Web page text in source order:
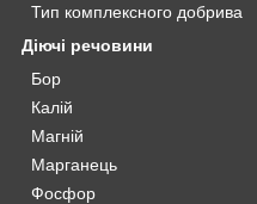
Тип комплексного добрива
Діючі речовини
Бор
Калій
Магній
Марганець
Фосфор